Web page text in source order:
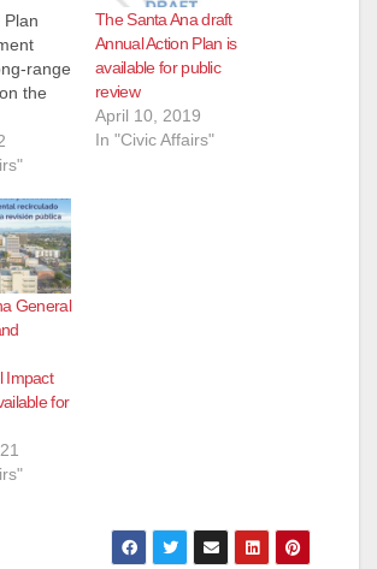
range
the
and
of
is now
latest
The Santa Ana draft
Annual Action Plan is
available for public
review
April 10, 2019
In "Civic Affairs"
General
Impact
for